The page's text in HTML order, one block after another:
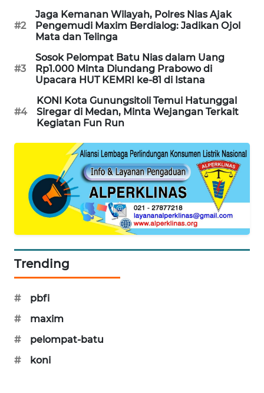
#2
Jaga Kemanan Wilayah, Polres Nias Ajak
Pengemudi Maxim Berdialog: Jadikan Ojol
Mata dan Telinga
#3
Sosok Pelompat Batu Nias dalam Uang
Rp1.000 Minta Diundang Prabowo di
Upacara HUT KEMRI ke-81 di Istana
#4
KONI Kota Gunungsitoli Temui Hatunggal
Siregar di Medan, Minta Wejangan Terkait
Kegiatan Fun Run
Trending
#
pbfi
#
maxim
#
pelompat-batu
#
koni
KARING
NEWS
JURNAL
MARITIM
HUMBANG
NEWS
GARONGGANG
FISUELRI
ID
ENERGI
CILEUNGSI
BERKAT
BERAMPU